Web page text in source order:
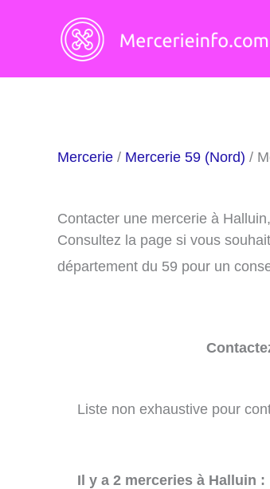
Mercerie / Mercerie 59 (Nord) /
Contacter une mercerie à
Consultez la page si vous
département du 59 pour un
Liste non exhaustive pour
Il y a 2 merceries à Halluin :